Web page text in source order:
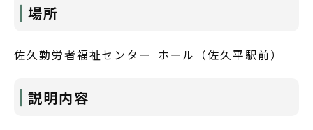
場所
佐久勤労者福祉センター ホール（佐久平駅前）
説明内容